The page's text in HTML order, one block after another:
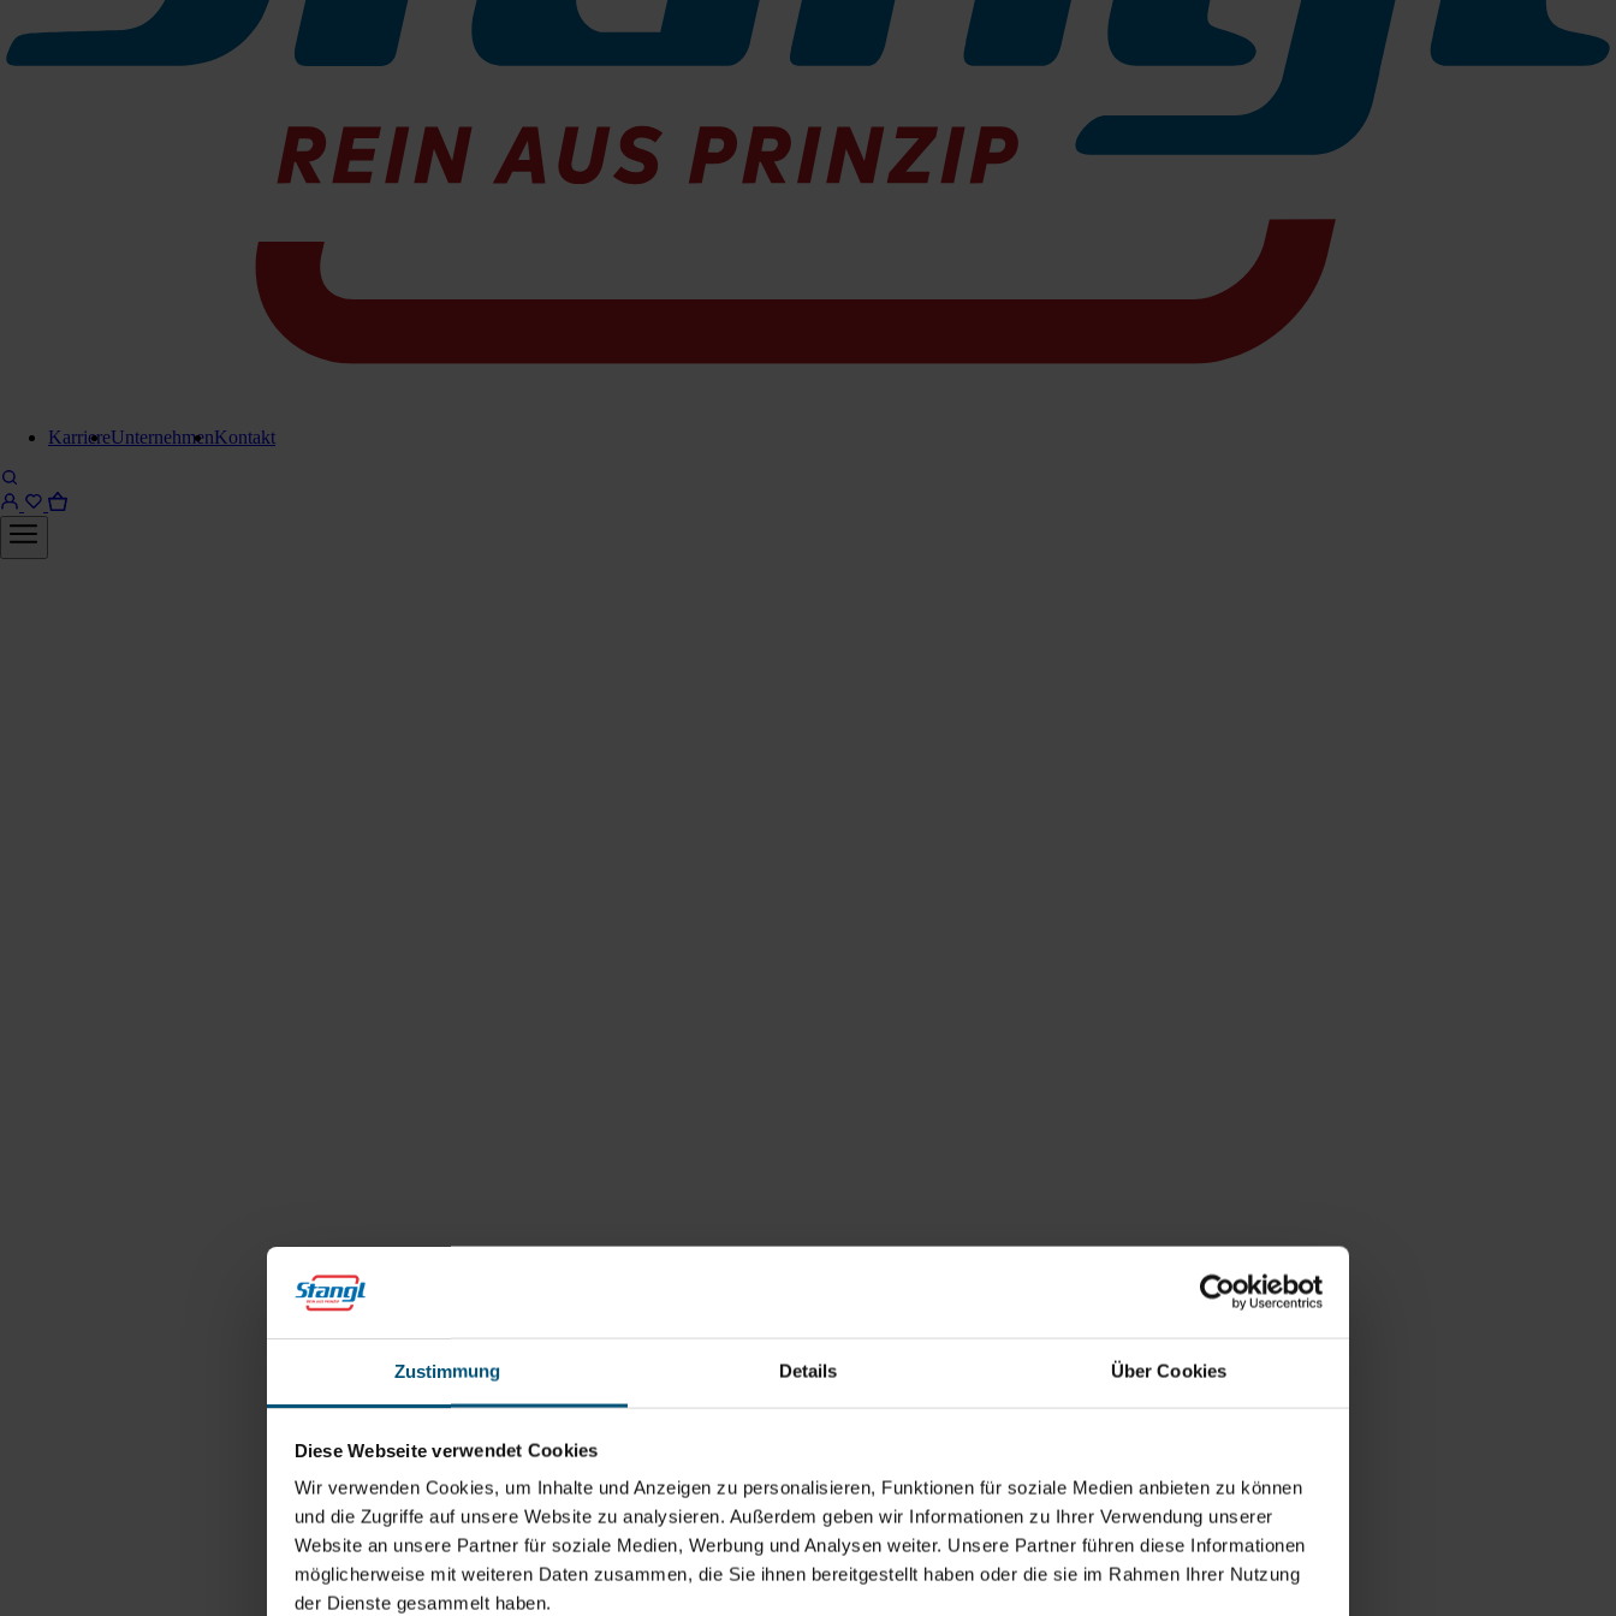
Zustimmung Details Über Cookies
Diese Webseite verwendet Cookies
Wir verwenden Cookies, um Inhalte und Anzeigen zu personalisieren, Funktionen für soziale Medien anbieten zu können
und die Zugriffe auf unsere Website zu analysieren. Außerdem geben wir Informationen zu Ihrer Verwendung unserer
Website an unsere Partner für soziale Medien, Werbung und Analysen weiter. Unsere Partner führen diese Informationen
möglicherweise mit weiteren Daten zusammen, die Sie ihnen bereitgestellt haben oder die sie im Rahmen Ihrer Nutzung
der Dienste gesammelt haben.
KarriereUnternehmenKontakt
Zu den Produktinfos
Anschlag
EH-92305
Für Anfrage in Warenkorb legen
Lieferung in 6-8 Werktagen